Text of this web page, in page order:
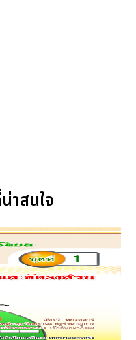
าสนใจ